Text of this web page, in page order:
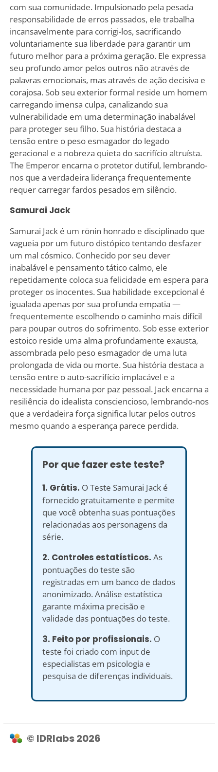
com sua comunidade. Impulsionado pela pesada
responsabilidade de erros passados, ele trabalha
incansavelmente para corrigi-los, sacrificando
voluntariamente sua liberdade para garantir um
futuro melhor para a próxima geração. Ele expressa
seu profundo amor pelos outros não através de
palavras emocionais, mas através de ação decisiva e
corajosa. Sob seu exterior formal reside um homem
carregando imensa culpa, canalizando sua
vulnerabilidade em uma determinação inabalável
para proteger seu filho. Sua história destaca a
tensão entre o peso esmagador do legado
geracional e a nobreza quieta do sacrifício altruísta.
The Emperor encarna o protetor dutiful, lembrando-
nos que a verdadeira liderança frequentemente
requer carregar fardos pesados em silêncio.
Samurai Jack
Samurai Jack é um rōnin honrado e disciplinado que
vagueia por um futuro distópico tentando desfazer
um mal cósmico. Conhecido por seu dever
inabalável e pensamento tático calmo, ele
repetidamente coloca sua felicidade em espera para
proteger os inocentes. Sua habilidade excepcional é
igualada apenas por sua profunda empatia —
frequentemente escolhendo o caminho mais difícil
para poupar outros do sofrimento. Sob esse exterior
estoico reside uma alma profundamente exausta,
assombrada pelo peso esmagador de uma luta
prolongada de vida ou morte. Sua história destaca a
tensão entre o auto-sacrifício implacável e a
necessidade humana por paz pessoal. Jack encarna a
resiliência do idealista consciencioso, lembrando-nos
que a verdadeira força significa lutar pelos outros
mesmo quando a esperança parece perdida.
Por que fazer este teste?
1. Grátis. O Teste Samurai Jack é
fornecido gratuitamente e permite
que você obtenha suas pontuações
relacionadas aos personagens da
série.
2. Controles estatísticos. As
pontuações do teste são
registradas em um banco de dados
anonimizado. Análise estatística
garante máxima precisão e
validade das pontuações do teste.
3. Feito por profissionais. O
teste foi criado com input de
especialistas em psicologia e
pesquisa de diferenças individuais.
© IDRlabs 2026